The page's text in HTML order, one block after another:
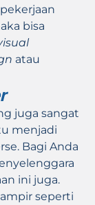
bisa
atau
juga sangat
menjadi
Bagi Anda
ini juga.
seperti